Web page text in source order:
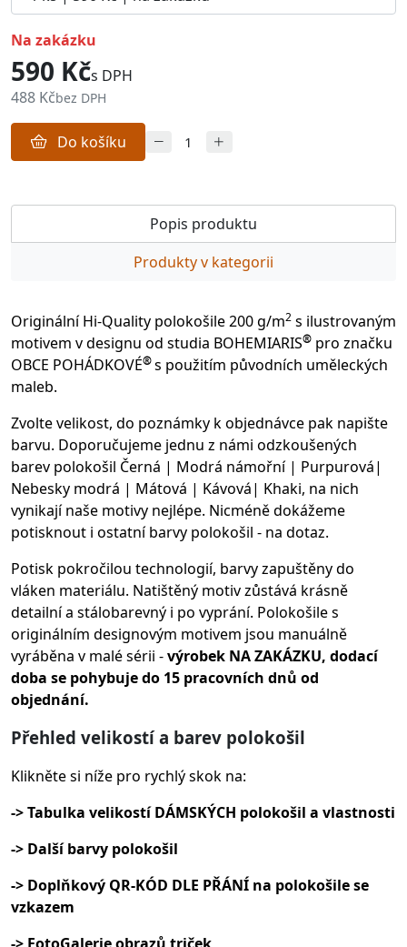
na zakázku
590 Kčs DPH
488 Kčbez DPH
Do košíku
Popis produktu
Produkty v kategorii
Originální Hi-Quality polokošile 200 g/m2 s ilustrovaným
motivem v designu od studia BOHEMIARIS® pro značku
OBCE POHÁDKOVÉ®s použitím původních uměleckých
maleb.
Zvolte velikost, do poznámky k objednávce pak napište
barvu. Doporučujeme jednu z námi odzkoušených
barev polokošil Černá | Modrá námořní | Purpurová|
Nebesky modrá | Mátová | Kávová| Khaki, na nich
vynikají naše motivy nejlépe. Nicméně dokážeme
potisknout i ostatní barvy polokošil - na dotaz.
Potisk pokročilou technologií, barvy zapuštěny do
vláken materiálu. Natištěný motiv zůstává krásně
detailní a stálobarevný i po vyprání. Polokošile s
originálním designovým motivem jsou manuálně
vyráběna v malé sérii -výrobek NA ZAKÁZKU, dodací
doba se pohybuje do 15 pracovních dnů od
objednání.
Přehled velikostí a barev polokošil
Klikněte si níže pro rychlý skok na:
-> Tabulka velikostí DÁMSKÝCH polokošil a vlastnosti
-> Další barvy polokošil
-> Doplňkový QR-KÓD DLE PŘÁNÍ na polokošile se
vzkazem